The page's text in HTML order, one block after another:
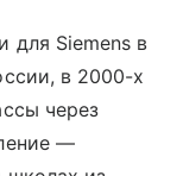
для Siemens в
в 2000-х
через
—